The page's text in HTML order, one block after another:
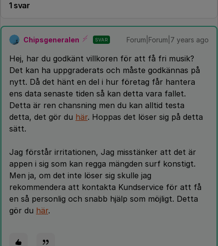
1 svar
Chipsgeneralen SVAR Forum|Forum|7 years ago
Hej, har du godkänt villkoren för att få fri musik?
Det kan ha uppgraderats och måste godkännas på
nytt. Då det hänt en del i hur företag får hantera
ens data senaste tiden så kan detta vara fallet.
Detta är ren chansning men du kan alltid testa
detta, det gör du här. Hoppas det löser sig på detta
sätt.
Jag förstår irritationen, Jag misstänker att det är
appen i sig som kan regga mängden surf konstigt.
Men ja, om det inte löser sig skulle jag
rekommendera att kontakta Kundservice för att få
en så personlig och snabb hjälp som möjligt. Detta
gör du här.